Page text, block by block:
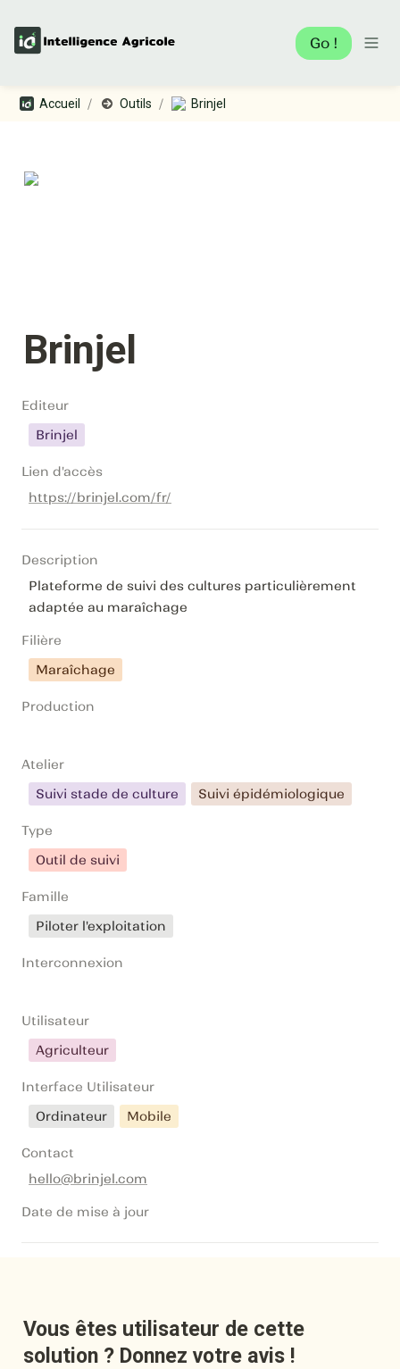
Go !
Accueil / Outils / Brinjel
Brinjel
Editeur
Brinjel
Lien d'accès
https://brinjel.com/fr/
Description
Plateforme de suivi des cultures particulièrement
adaptée au maraîchage
Filière
Maraîchage
Production
Atelier
Suivi stade de culture
Suivi épidémiologique
Type
Outil de suivi
Famille
Piloter l'exploitation
Interconnexion
Utilisateur
Agriculteur
Interface Utilisateur
Ordinateur
Mobile
Contact
hello@brinjel.com
Date de mise à jour
Vous êtes utilisateur de cette
solution ? Donnez votre avis !